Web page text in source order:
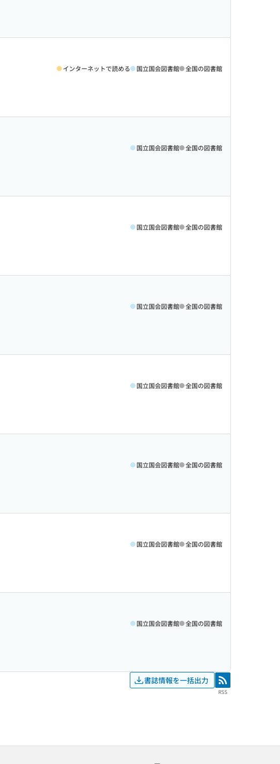
インターネットで読める 国立国会図書館 全国の図書館
国立国会図書館 全国の図書館
国立国会図書館 全国の図書館
国立国会図書館 全国の図書館
国立国会図書館 全国の図書館
国立国会図書館 全国の図書館
国立国会図書館 全国の図書館
国立国会図書館 全国の図書館
書誌情報を一括出力 RSS
RSS